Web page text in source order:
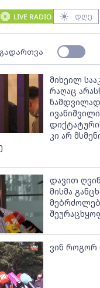
LIVE RADIO დღე
მიხეილ
რაღაც
კი არ
დავით
მისმა
ვინ როგორ